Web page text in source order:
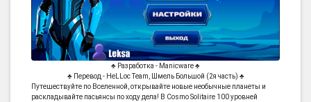
СТРЕЛЯЛКИ
КВЕСТ
НОВОСТИ
♣ Разработка - Manicware ♣
♣ Перевод - HeLLoc Team, Шмель Большой (2я часть) ♣
Путешествуйте по Вселенной, открывайте новые необычные планеты и
раскладывайте пасьянсы по ходу дела! В Cosmo Solitaire 100 уровней